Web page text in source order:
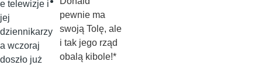
e telewizje i
jej
dziennikarzy
a wczoraj
doszło już
pewnie ma
swoją Tolę, ale
i tak jego rząd
obalą kibole!*